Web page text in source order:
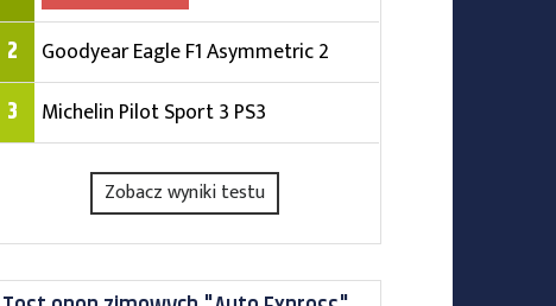
2 Goodyear Eagle F1 Asymmetric 2
3 Michelin Pilot Sport 3 PS3
Zobacz wyniki testu